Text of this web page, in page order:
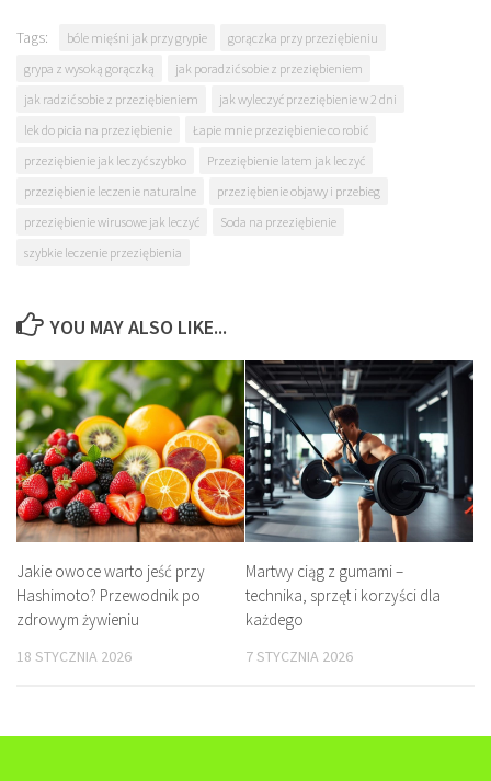
Tags: bóle mięśni jak przy grypie
gorączka przy przeziębieniu
grypa z wysoką gorączką
jak poradzić sobie z przeziębieniem
jak radzić sobie z przeziębieniem
jak wyleczyć przeziębienie w 2 dni
lek do picia na przeziębienie
Łapie mnie przeziębienie co robić
przeziębienie jak leczyć szybko
Przeziębienie latem jak leczyć
przeziębienie leczenie naturalne
przeziębienie objawy i przebieg
przeziębienie wirusowe jak leczyć
Soda na przeziębienie
szybkie leczenie przeziębienia
YOU MAY ALSO LIKE...
Jakie owoce warto jeść przy
Hashimoto? Przewodnik po
zdrowym żywieniu
18 STYCZNIA 2026
Martwy ciąg z gumami –
technika, sprzęt i korzyści dla
każdego
7 STYCZNIA 2026